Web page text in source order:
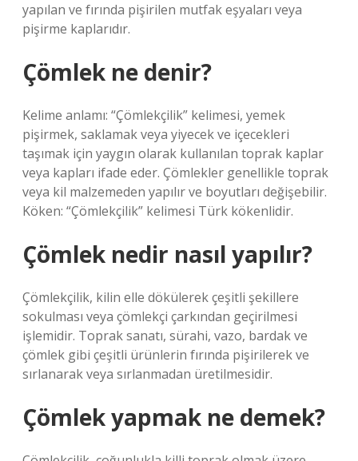
yapılan ve fırında pişirilen mutfak eşyaları veya
pişirme kaplarıdır.
Çömlek ne denir?
Kelime anlamı: “Çömlekçilik” kelimesi, yemek
pişirmek, saklamak veya yiyecek ve içecekleri
taşımak için yaygın olarak kullanılan toprak kaplar
veya kapları ifade eder. Çömlekler genellikle toprak
veya kil malzemeden yapılır ve boyutları değişebilir.
Köken: “Çömlekçilik” kelimesi Türk kökenlidir.
Çömlek nedir nasıl yapılır?
Çömlekçilik, kilin elle dökülerek çeşitli şekillere
sokulması veya çömlekçi çarkından geçirilmesi
işlemidir. Toprak sanatı, sürahi, vazo, bardak ve
çömlek gibi çeşitli ürünlerin fırında pişirilerek ve
sırlanarak veya sırlanmadan üretilmesidir.
Çömlek yapmak ne demek?